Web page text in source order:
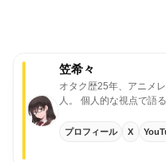
笠希々
オタク歴25年、アニメ
人。
個人的な視点で語
プロフィール X